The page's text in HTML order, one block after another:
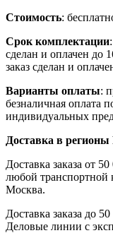
Стоимость:
Срок комплектации
сделан и оплачен до
заказ сделан и
Варианты оплаты:
безналичная оплата
индивидуальных
Доставка в
Доставка заказа от
любой транспортной
Москва.
Доставка заказа до
Деловые линии с